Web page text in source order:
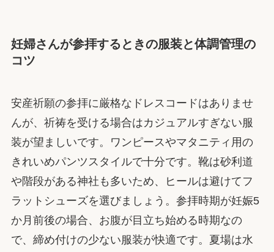
妊婦さんが参拝するときの服装と体調管理の
コツ
安産祈願の参拝に厳格なドレスコードはありませ
んが、祈祷を受ける場合はカジュアルすぎない服
装が望ましいです。ワンピースやマタニティ用の
きれいめパンツスタイルで十分です。靴は砂利道
や階段がある神社も多いため、ヒールは避けてフ
ラットシューズを選びましょう。参拝時期が妊娠5
か月前後の場合、お腹が目立ち始める時期なの
で、締め付けの少ない服装が快適です。夏場は水